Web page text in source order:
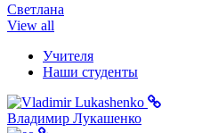
Светлана
View all
Учителя
Наши студенты
Владимир Лукашенко